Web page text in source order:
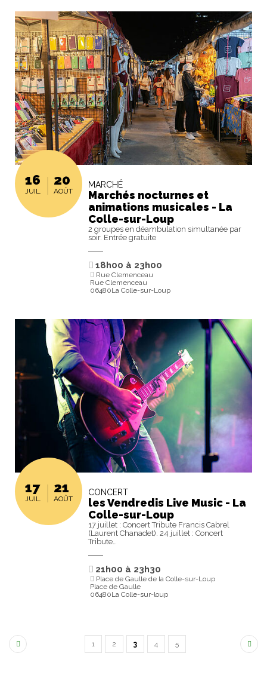
16
JUIL.
20
AOÛT
MARCHÉ
Marchés nocturnes et
animations musicales - La
Colle-sur-Loup
2 groupes en déambulation simultanée par
soir. Entrée gratuite
18h00 à 23h00
Rue Clemenceau
Rue Clemenceau
06480La Colle-sur-Loup
17
JUIL.
21
AOÛT
CONCERT
les Vendredis Live Music - La
Colle-sur-Loup
17 juillet : Concert Tribute Francis Cabrel
(Laurent Chanadet). 24 juillet : Concert
Tribute…
21h00 à 23h30
Place de Gaulle de la Colle-sur-Loup
Place de Gaulle
06480La Colle-sur-loup
1 2 3 4 5